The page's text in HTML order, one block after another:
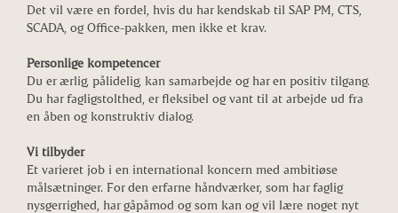
Det vil være en fordel, hvis du har kendskab til SAP PM, CTS,
SCADA, og Office-pakken, men ikke et krav.
Personlige kompetencer
Du er ærlig, pålidelig, kan samarbejde og har en positiv tilgang.
Du har fagligstolthed, er fleksibel og vant til at arbejde ud fra
en åben og konstruktiv dialog.
Vi tilbyder
Et varieret job i en international koncern med ambitiøse
målsætninger. For den erfarne håndværker, som har faglig
nysgerrighed, har gåpåmod og som kan og vil lære noget nyt